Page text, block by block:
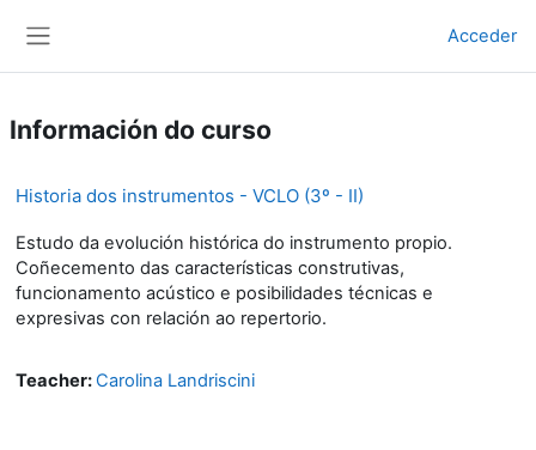
Acceder
Información do curso
Historia dos instrumentos - VCLO (3º - II)
Estudo da evolución histórica do instrumento propio.
Coñecemento das características construtivas,
funcionamento acústico e posibilidades técnicas e
expresivas con relación ao repertorio.
Teacher:Carolina Landriscini